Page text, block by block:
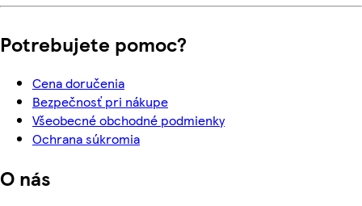
Potrebujete pomoc?
Cena doručenia
Bezpečnosť pri nákupe
Všeobecné obchodné podmienky
Ochrana súkromia
O nás